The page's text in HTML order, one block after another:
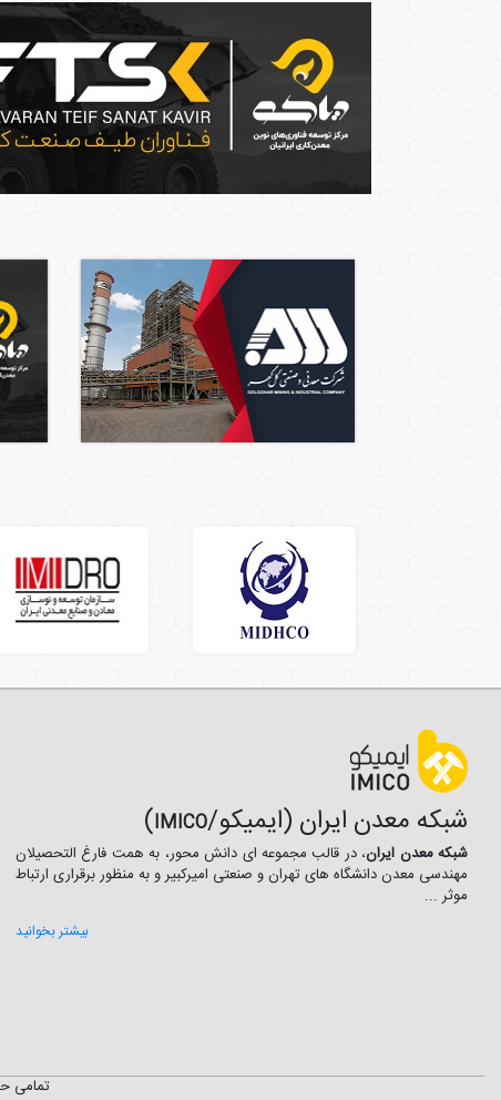
شبکه معدن ایران (ایمیکو/IMICO
)
شبکه معدن ایران، در قالب مجموعه ای دانش محور، به همت فارغ­ التحصیلان
مهندسی معدن دانشگاه ­های تهران و صنعتی امیرکبیر و به منظور برقراری ارتباط
موثر ...
بیشتر بخوانید
تمامی